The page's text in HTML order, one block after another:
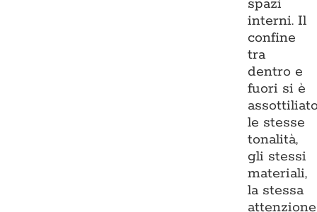
spazi
interni. Il
confine
tra
dentro e
fuori si è
le stesse
tonalità,
gli stessi
materiali,
la stessa
attenzione